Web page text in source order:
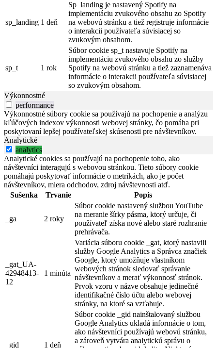
sp_landing 1 deň
Sp_landing je nastavený Spotify na
implementáciu zvukového obsahu zo Spotify
na webovú stránku a tiež registruje informácie
o interakcii používateľa súvisiacej so
zvukovým obsahom.
sp_t 1 rok
Súbor cookie sp_t nastavuje Spotify na
implementáciu zvukového obsahu zo služby
Spotify na webovú stránku a tiež zaznamenáva
informácie o interakcii používateľa súvisiacej
so zvukovým obsahom.
Výkonnostné
performance
Výkonnostné súbory cookie sa používajú na pochopenie a analýzu
kľúčových indexov výkonnosti webovej stránky, čo pomáha pri
poskytovaní lepšej používateľskej skúsenosti pre návštevníkov.
Analytické
analytics
Analytické cookies sa používajú na pochopenie toho, ako
návštevníci interagujú s webovou stránkou. Tieto súbory cookie
pomáhajú poskytovať informácie o metrikách, ako je počet
návštevníkov, miera odchodov, zdroj návštevnosti atď.
Sušenka
Trvanie Popis
_ga 2 roky
Súbor cookie nastavený službou YouTube
na meranie šírky pásma, ktorý určuje, či
používateľ získa nové alebo staré rozhranie
prehrávača.
_gat_UA-
42948413-
12
1 minúta
Variácia súboru cookie _gat, ktorý nastavili
služby Google Analytics a Správca značiek
Google, ktorý umožňuje vlastníkom
webových stránok sledovať správanie
návštevníkov a merať výkonnosť stránok.
Prvok vzoru v názve obsahuje jedinečné
identifikačné číslo účtu alebo webovej
stránky, na ktoré sa vzťahuje.
_gid 1 deň
Súbor cookie _gid nainštalovaný službou
Google Analytics ukladá informácie o tom,
ako návštevníci používajú webovú stránku,
a zároveň vytvára analytickú správu o